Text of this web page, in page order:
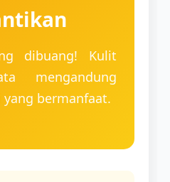
dibuang! Kulit
mengandung
bermanfaat.